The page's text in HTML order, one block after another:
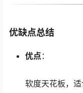
优缺点总结
优点 ：
软度天花板，适